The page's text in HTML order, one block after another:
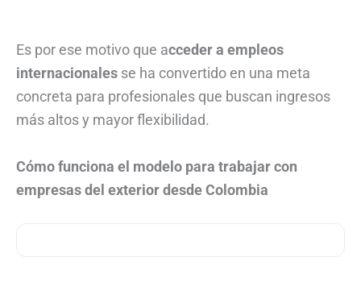
Es por ese motivo que acceder a empleos
internacionales se ha convertido en una meta
concreta para profesionales que buscan ingresos
más altos y mayor flexibilidad.
Cómo funciona el modelo para trabajar con
empresas del exterior desde Colombia